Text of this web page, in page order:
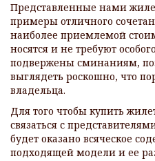
Представленные нами
примеры отличного
наиболее приемлемой
носятся и не требуют
подвержены сминаниям,
выглядеть роскошно, что
владельца.
Для того чтобы купить
связаться с
будет оказано всяческое
подходящей модели и ее